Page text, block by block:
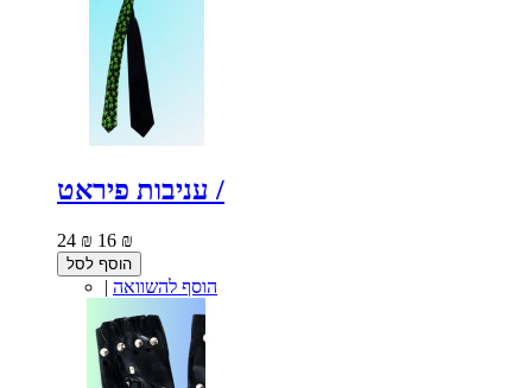
עניבות פיראט /
24 ₪ 16 ₪
הוסף לסל
| הוסף להשוואה